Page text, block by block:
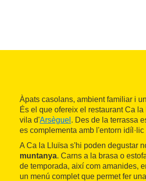
Àpats casolans, ambient familiar i
És el que ofereix el restaurant Ca
vila d'Arsèguel . Des de la terrassa
es complementa amb l'entorn
A Ca la Lluïsa s'hi poden degustar
muntanya. Carns a la brasa o
de temporada, així com amanides,
un menú complet que permet fer